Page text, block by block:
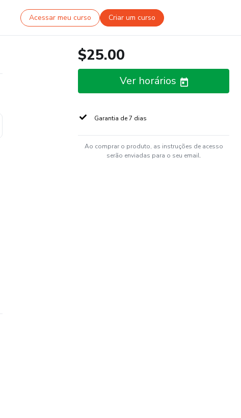
Acessar meu curso Criar um curso
$25.00
Ver horários
Garantia de 7 dias
Ao comprar o produto, as instruções de acesso
serão enviadas para o seu email.